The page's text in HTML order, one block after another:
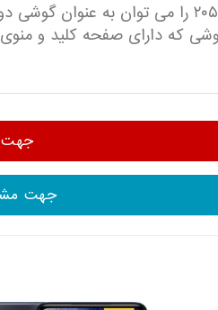
گوشی موبایل تاشو آلکاتل مدل
که دارای صفحه کلید و
جهت
جهت